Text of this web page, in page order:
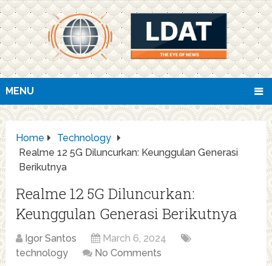
MENU
Home
Technology
Realme 12 5G Diluncurkan: Keunggulan Generasi
Berikutnya
Realme 12 5G Diluncurkan:
Keunggulan Generasi Berikutnya
Igor Santos
March 6, 2024
technology
No Comments